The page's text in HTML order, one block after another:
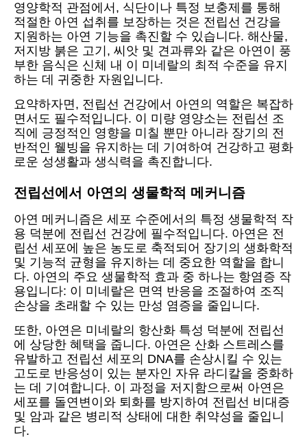
영양학적 관점에서, 식단이나 특정 보충제를 통해
적절한 아연 섭취를 보장하는 것은 전립선 건강을
지원하는 아연 기능을 촉진할 수 있습니다. 해산물,
저지방 붉은 고기, 씨앗 및 견과류와 같은 아연이 풍
부한 음식은 신체 내 이 미네랄의 최적 수준을 유지
하는 데 귀중한 자원입니다.
요약하자면, 전립선 건강에서 아연의 역할은 복잡하
면서도 필수적입니다. 이 미량 영양소는 전립선 조
직에 긍정적인 영향을 미칠 뿐만 아니라 장기의 전
반적인 웰빙을 유지하는 데 기여하여 건강하고 평화
로운 성생활과 생식력을 촉진합니다.
전립선에서 아연의 생물학적 메커니즘
아연 메커니즘은 세포 수준에서의 특정 생물학적 작
용 덕분에 전립선 건강에 필수적입니다. 아연은 전
립선 세포에 높은 농도로 축적되어 장기의 생화학적
및 기능적 균형을 유지하는 데 중요한 역할을 합니
다. 아연의 주요 생물학적 효과 중 하나는 항염증 작
용입니다: 이 미네랄은 면역 반응을 조절하여 조직
손상을 초래할 수 있는 만성 염증을 줄입니다.
또한, 아연은 미네랄의 항산화 특성 덕분에 전립선
에 상당한 혜택을 줍니다. 아연은 산화 스트레스를
유발하고 전립선 세포의 DNA를 손상시킬 수 있는
고도로 반응성이 있는 분자인 자유 라디칼을 중화하
는 데 기여합니다. 이 과정을 저지함으로써 아연은
세포를 돌연변이와 퇴화를 방지하여 전립선 비대증
및 암과 같은 병리적 상태에 대한 취약성을 줄입니
다.